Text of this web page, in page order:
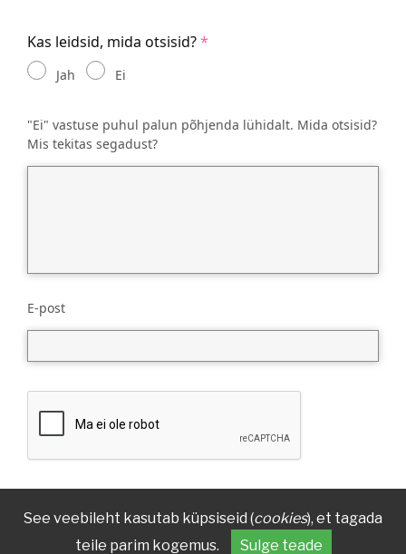
Kas leidsid, mida otsisid?
Jah Ei
"Ei" vastuse puhul palun põhjenda lühidalt. Mida otsisid?
Mis tekitas segadust?
E-post
See veebileht kasutab küpsiseid (cookies), et tagada
teile parim kogemus.
Sulge teade